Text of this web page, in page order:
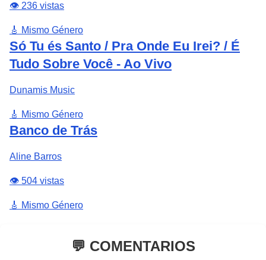
👁️ 236 vistas
🎸 Mismo Género
Só Tu és Santo / Pra Onde Eu Irei? / É
Tudo Sobre Você - Ao Vivo
Dunamis Music
🎸 Mismo Género
Banco de Trás
Aline Barros
👁️ 504 vistas
🎸 Mismo Género
💬 COMENTARIOS